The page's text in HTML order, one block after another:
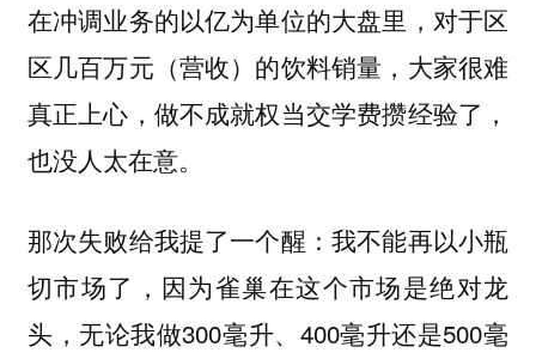
在冲调业务的以亿为单位的大盘里，对于区
区几百万元（营收）的饮料销量，大家很难
真正上心，做不成就权当交学费攒经验了，
也没人太在意。
那次失败给我提了一个醒：我不能再以小瓶
切市场了，因为雀巢在这个市场是绝对龙
头，无论我做300毫升、400毫升还是500毫